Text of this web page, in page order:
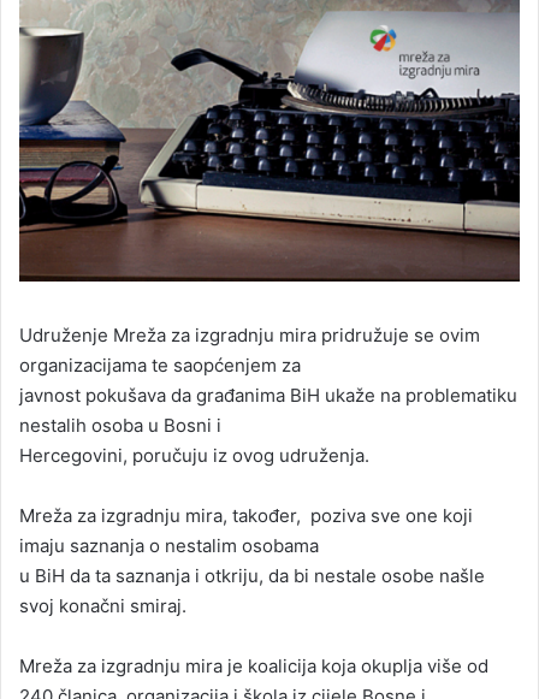
Udruženje Mreža za izgradnju mira pridružuje se ovim
organizacijama te saopćenjem za
javnost pokušava da građanima BiH ukaže na problematiku
nestalih osoba u Bosni i
Hercegovini, poručuju iz ovog udruženja.
Mreža za izgradnju mira, također, poziva sve one koji
imaju saznanja o nestalim osobama
u BiH da ta saznanja i otkriju, da bi nestale osobe našle
svoj konačni smiraj.
Mreža za izgradnju mira je koalicija koja okuplja više od